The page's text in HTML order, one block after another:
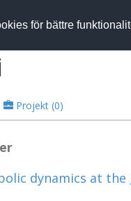
för bättre
Projekt (0)
dynamics at